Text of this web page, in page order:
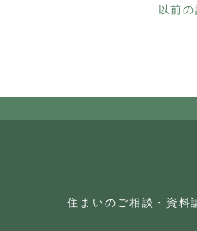
以前
住まいのご相談・資料